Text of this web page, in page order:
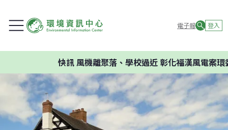
電子報 登入
風機離聚落、學校過近 彰化福漢風電案環委建議